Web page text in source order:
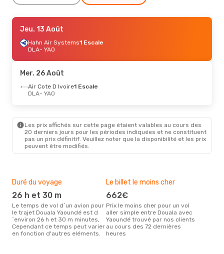
Mar. 25 Août
Hahn Air Systems1 Escale
DLA- YAO
YAO- DLA
Jeu. 13 Août- Mer. 19 Août
- DLA
Jeu. 13 Août
Hahn Air Systems1 Escale
DLA- YAO
Mer. 26 Août
Air Cote D Ivoire1 Escale
DLA- YAO
Les prix affichés sur cette page étaient valables au cours des
20 derniers jours pour les périodes indiquées et ne constituent
pas un prix définitif. Veuillez noter que la disponibilité et les prix
peuvent être modifiés.
Duré du voyage
26 h et 30 m
Le temps de vol d´un avion pour
le trajet Douala Yaoundé est d
´environ 26 h et 30 m minutes,
Cependant ce temps peut varier
en fonction d'autres eléments.
Le billet le moins cher
662€
Prix le moins cher pour un vol
aller simple entre Douala avec
Yaoundé trouvé par nos clients
au cours des 72 dernières
heures